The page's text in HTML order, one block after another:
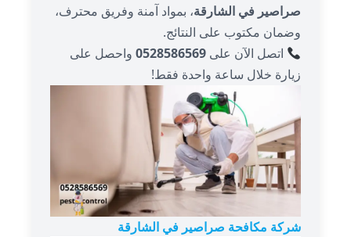
صراصير في الشارقة، بمواد آمنة وفريق محترف،
وضمان مكتوب على النتائج.
اتصل الآن على0528586569 واحصل على
زيارة خلال ساعة واحدة فقط!
شركة مكافحة صراصير في الشارقة